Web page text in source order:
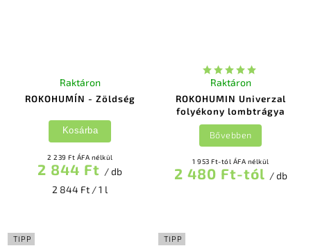
ROKOHUMÍN - Zöldség
Raktáron
2 239 Ft ÁFA nélkül
2 844 Ft / db
2 844 Ft / 1 l
Kosárba
ROKOHUMIN Univerzal
folyékony lombtrágya
Raktáron
1 953 Ft-tól ÁFA nélkül
2 480 Ft-tól / db
Bővebben
TIPP TIPP